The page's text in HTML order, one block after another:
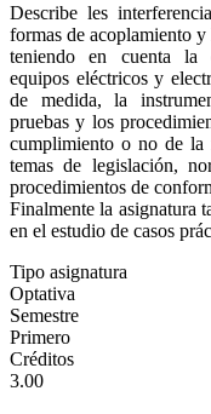
Describe les
formas de acoplamiento
teniendo en cuenta la
equipos eléctricos y
de medida, la
pruebas y los
cumplimiento o no de la
temas de legislación,
procedimientos de
Finalmente la asignatura
en el estudio de casos
Tipo asignatura
Optativa
Semestre
Primero
Créditos
3.00